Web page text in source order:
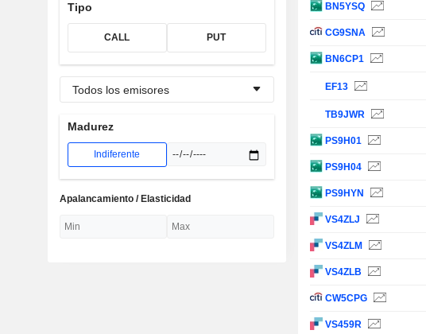
Tipo
CALL PUT
Todos los emisores
Madurez
Indiferente
Apalancamiento / Elasticidad
BN5YSQ
CG9SNA
BN6CP1
EF13
TB9JWR
PS9H01
PS9H04
PS9HYN
VS4ZLJ
VS4ZLM
VS4ZLB
CW5CPG
VS459R